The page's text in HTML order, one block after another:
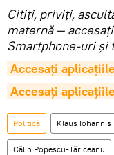
Citiţi, priviţi,
maternă —
Smartphone-uri şi
Accesaţi
Accesaţi
Politică Klaus Iohannis
Călin Popescu-Tăriceanu